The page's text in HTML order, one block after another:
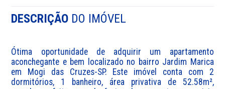
DESCRIÇÃO DO IMÓVEL
Ótima oportunidade de adquirir um apartamento
aconchegante e bem localizado no bairro Jardim Marica
em Mogi das Cruzes-SP. Este imóvel conta com 2
dormitórios, 1 banheiro, área privativa de 52.58m²,